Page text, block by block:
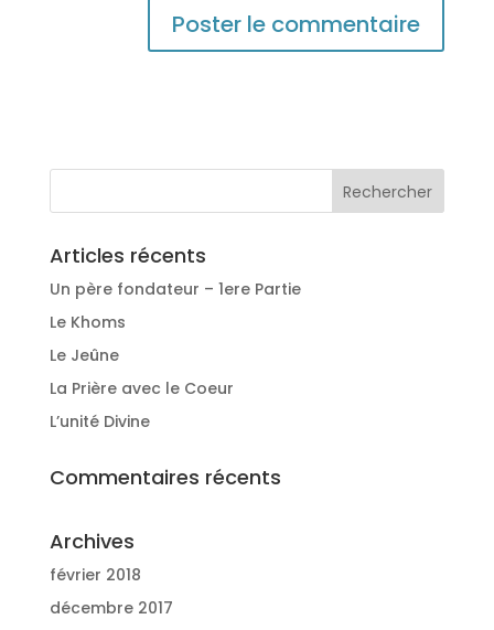
Articles récents
Un père fondateur – 1ere Partie
Le Khoms
Le Jeûne
La Prière avec le Coeur
L’unité Divine
Commentaires récents
Archives
février 2018
décembre 2017